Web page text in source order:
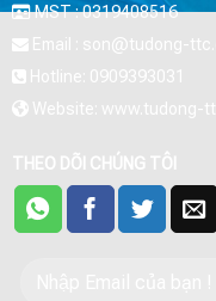
MST : 0319408516
Email : son@tudong-
Hotline: 0909393031
Website: www.tudong-
THEO DÕI CHÚNG TÔI